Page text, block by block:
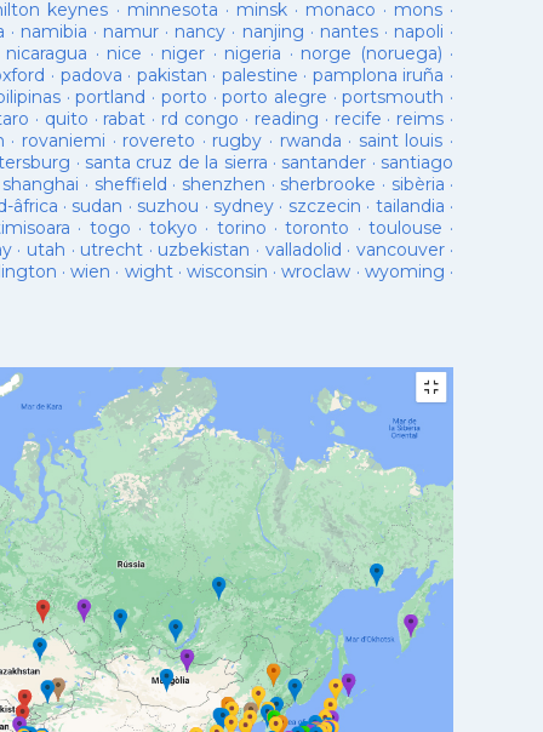
keynes · minnesota · minsk· monaco · mons ·
· namibia · namur · nancy · nanjing · nantes· napoli ·
nicaragua · nice · niger · nigeria · norge (noruega) ·
· padova · pakistan · palestine · pamplona iruña ·
·portland · porto ·porto alegre ·portsmouth ·
· quito · rabat · rd congo · reading · recife · reims ·
· rovaniemi · rovereto · rugby · rwanda · saint louis ·
· santa cruz de la sierra · santander · santiago
shanghai · sheffield · shenzhen · sherbrooke · sibèria ·
âfrica · sudan · suzhou · sydney · szczecin · tailandia ·
· togo ·tokyo · torino ·toronto · toulouse ·
· utah · utrecht · uzbekistan · valladolid · vancouver·
·wien · wight·wisconsin ·wroclaw · wyoming ·